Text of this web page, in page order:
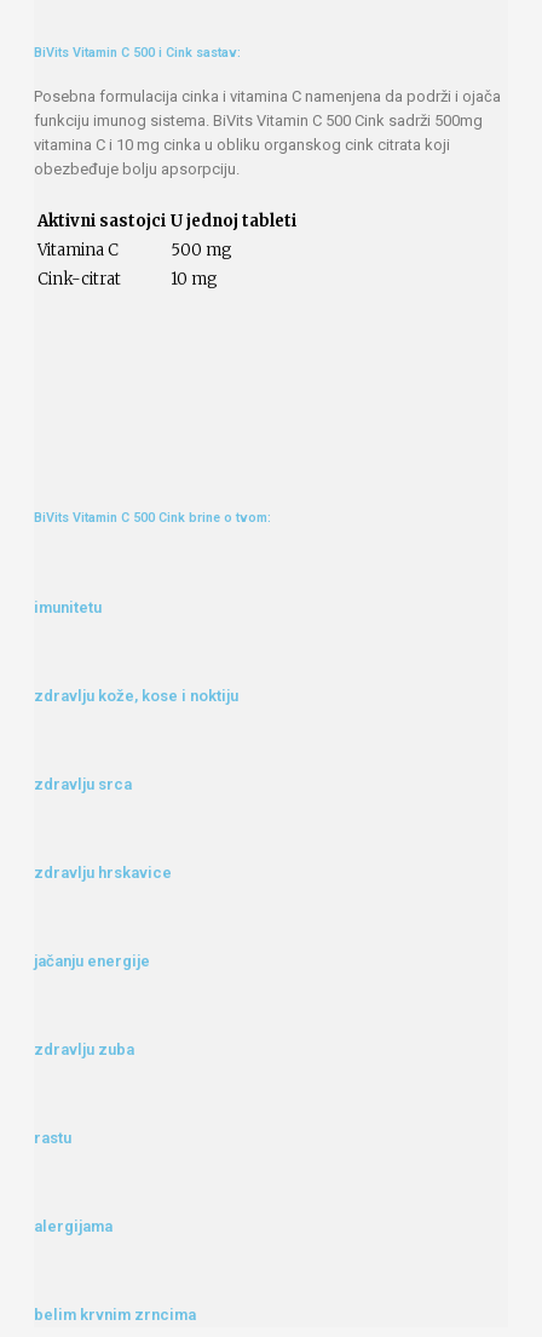
BiVits Vitamin C 500 i Cink sastav:
Posebna formulacija cinka i vitamina C namenjena da podrži i ojača
funkciju imunog sistema. BiVits Vitamin C 500 Cink sadrži 500mg
vitamina C i 10 mg cinka u obliku organskog cink citrata koji
obezbeđuje bolju apsorpciju.
Aktivni sastojci U jednoj tableti
Vitamina C
500 mg
Cink-citrat
10 mg
BiVits Vitamin C 500 Cink brine o tvom:
imunitetu
zdravlju kože, kose i noktiju
zdravlju srca
zdravlju hrskavice
jačanju energije
zdravlju zuba
rastu
alergijama
belim krvnim zrncima